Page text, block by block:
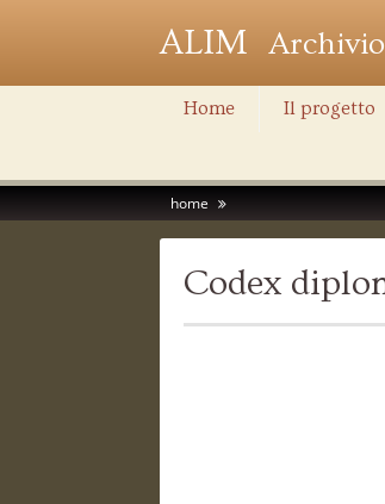
ALIM
Home Il progetto
home
Codex